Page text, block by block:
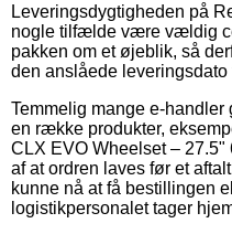
Leveringsdygtigheden på
nogle tilfælde være vældig
pakken om et øjeblik, så
den anslåede
Temmelig mange e-handler
en række produkter,
CLX EVO Wheelset –
af at ordren laves før et
kunne nå at få bestillingen
logistikpersonalet tager